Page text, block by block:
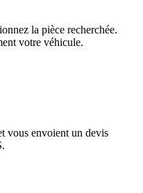
la pièce recherchée.
votre véhicule.
vous envoient un devis